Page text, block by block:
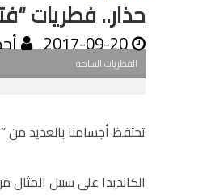
حذار.. فطريات “فتاكة” تبث 75
2017-09-20
الفطريات السامة
تحتفظ أجسامنا بالعديد من